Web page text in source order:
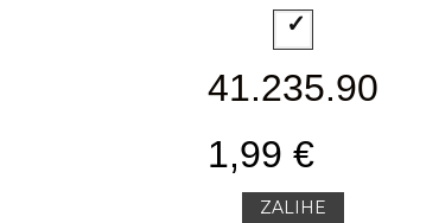
41.235.90
1,99 €
ZALIHE